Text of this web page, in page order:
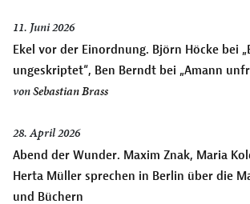
11. Juni 2026
Ekel vor der Einordnung. Björn Höcke bei
ungeskriptet“, Ben Berndt bei „Amann
vonSebastian Brass
28. April 2026
Abend der Wunder. Maxim Znak, Maria
Herta Müller sprechen in Berlin über die
und Büchern